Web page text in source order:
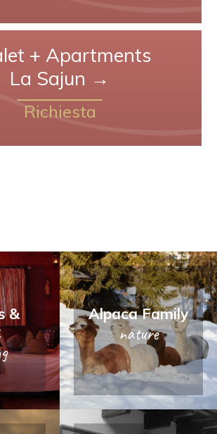
+ Apartments
La Sajun →
Richiesta
&
Alpaca Family
nature